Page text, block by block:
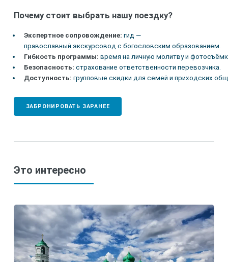
Почему стоит выбрать нашу поездку?
Экспертное сопровождение: гид —
православный экскурсовод с богословским образованием.
Гибкость программы: время на личную молитву и
Безопасность: страхование ответственности перевозчика.
Доступность: групповые скидки для семей и приходских
ЗАБРОНИРОВАТЬ ЗАРАНЕЕ
Это интересно